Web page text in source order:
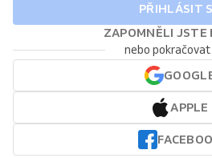
PŘIHLÁSIT
ZAPOMNĚLI JSTE
nebo pokračovat
APPLE